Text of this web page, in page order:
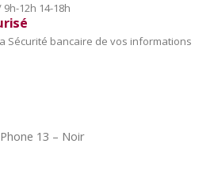
12h 14-18h
Sécurité bancaire de vos informations
13 – Noir